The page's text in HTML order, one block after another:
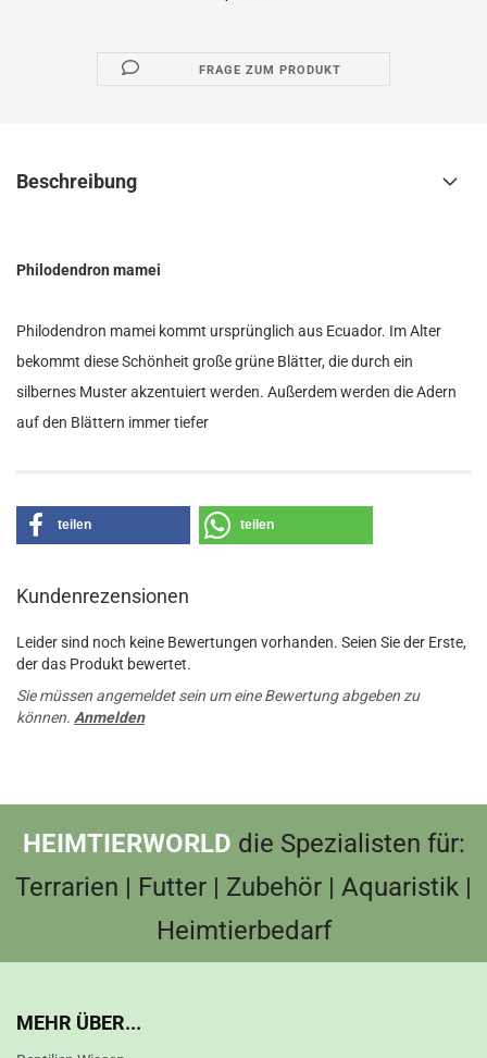
FRAGE ZUM PRODUKT
Beschreibung
Philodendron mamei
Philodendron mamei kommt ursprünglich aus Ecuador. Im Alter
bekommt diese Schönheit große grüne Blätter, die durch ein
silbernes Muster akzentuiert werden. Außerdem werden die Adern
auf den Blättern immer tiefer
teilen teilen
Kundenrezensionen
Leider sind noch keine Bewertungen vorhanden. Seien Sie der Erste,
der das Produkt bewertet.
Sie müssen angemeldet sein um eine Bewertung abgeben zu
können. Anmelden
HEIMTIERWORLD die Spezialisten für:
Terrarien | Futter | Zubehör | Aquaristik |
Heimtierbedarf
MEHR ÜBER...